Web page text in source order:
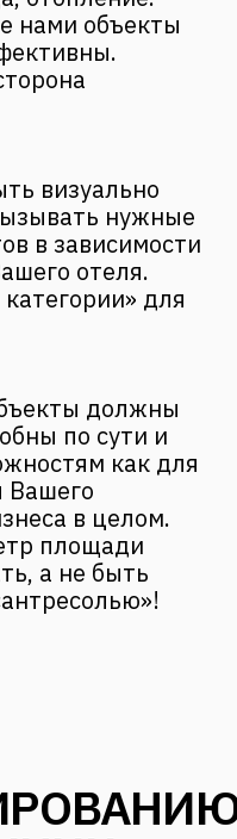
Back to Top